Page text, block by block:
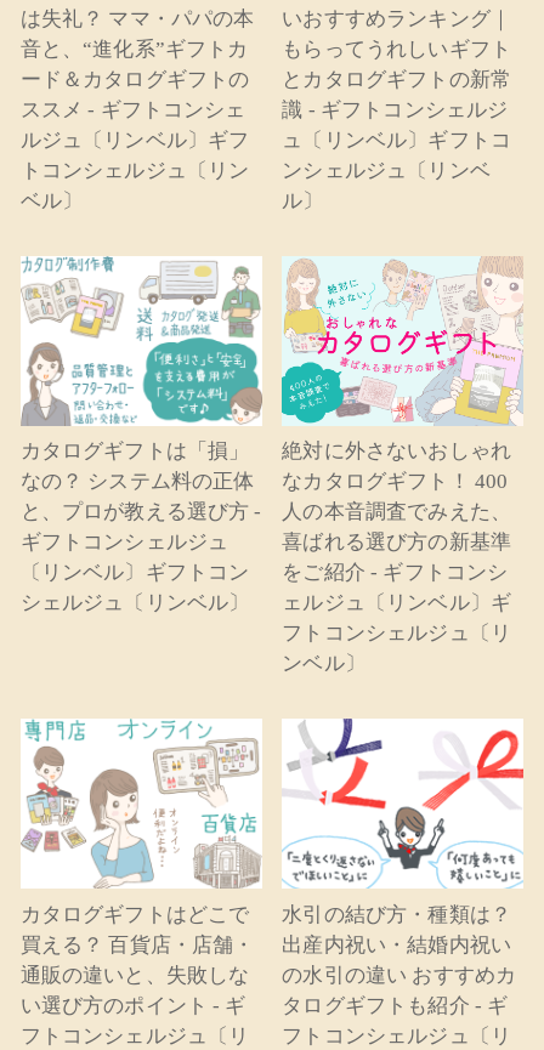
は失礼？ ママ・パパの本
音と、“進化系”ギフトカ
ード＆カタログギフトの
ススメ - ギフトコンシェ
ルジュ〔リンベル〕ギフ
トコンシェルジュ〔リン
ベル〕
いおすすめランキング｜
もらってうれしいギフト
とカタログギフトの新常
識 - ギフトコンシェルジ
ュ〔リンベル〕ギフトコ
ンシェルジュ〔リンベ
ル〕
カタログギフトは「損」
なの？ システム料の正体
と、プロが教える選び方 -
ギフトコンシェルジュ
〔リンベル〕ギフトコン
シェルジュ〔リンベル〕
絶対に外さないおしゃれ
なカタログギフト！ 400
人の本音調査でみえた、
喜ばれる選び方の新基準
をご紹介 - ギフトコンシ
ェルジュ〔リンベル〕ギ
フトコンシェルジュ〔リ
ンベル〕
カタログギフトはどこで
買える？ 百貨店・店舗・
通販の違いと、失敗しな
い選び方のポイント - ギ
フトコンシェルジュ〔リ
水引の結び方・種類は？
出産内祝い・結婚内祝い
の水引の違い おすすめカ
タログギフトも紹介 - ギ
フトコンシェルジュ〔リ